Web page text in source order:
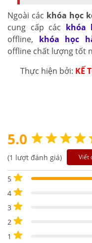
Ngoài các khóa học
cung cấp các khóa
offline, khóa học
offline chất lượng tốt
Thực hiện bởi: KẾ
5.0
(1 lượt đánh giá) Viết
5
4
3
2
1